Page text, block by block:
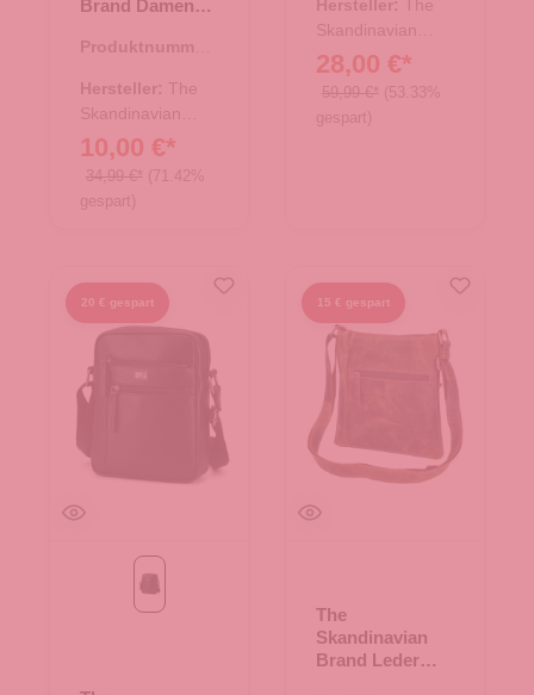
Brand Damen
Umhängetasche
Produktnummer:
Hersteller: The
Skandinavian
Brand
10,00 €*
34,99 €* (71.42%
gespart)
Hersteller: The
Skandinavian
Brand
28,00 €*
59,99 €* (53.33%
gespart)
20 € gespart
Black
15 € gespart
The
Skandinavian
Brand Leder